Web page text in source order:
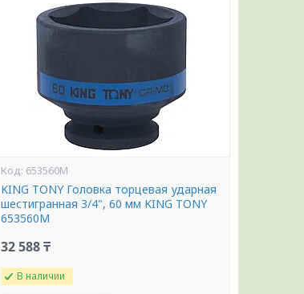
653560M
KING TONY Головка торцевая ударная
шестигранная 3/4", 60 мм KING TONY
653560M
32 588 ₸
В наличии